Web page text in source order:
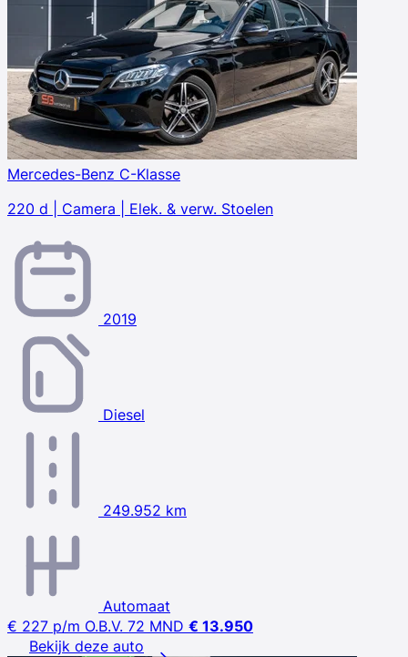
Mercedes-Benz C-Klasse
220 d | Camera | Elek. & verw. Stoelen
2019
Diesel
249.952 km
Automaat
€ 227 p/m O.B.V. 72 MND € 13.950
Bekijk deze auto